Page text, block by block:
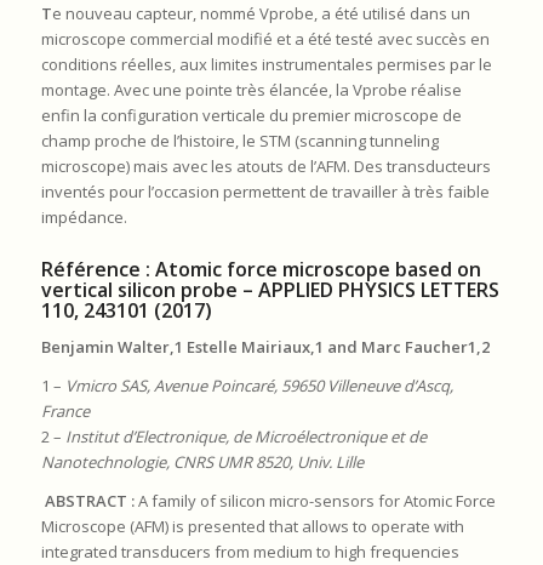
Te nouveau capteur, nommé Vprobe, a été utilisé dans un
microscope commercial modifié et a été testé avec succès en
conditions réelles, aux limites instrumentales permises par le
montage. Avec une pointe très élancée, la Vprobe réalise
enfin la configuration verticale du premier microscope de
champ proche de l’histoire, le STM (scanning tunneling
microscope) mais avec les atouts de l’AFM. Des transducteurs
inventés pour l’occasion permettent de travailler à très faible
impédance.
Référence : Atomic force microscope based on
vertical silicon probe – APPLIED PHYSICS LETTERS
110, 243101 (2017)
Benjamin Walter,1 Estelle Mairiaux,1 and Marc Faucher1,2
1 – Vmicro SAS, Avenue Poincaré, 59650 Villeneuve d’Ascq,
France
2 – Institut d’Electronique, de Microélectronique et de
Nanotechnologie, CNRS UMR 8520, Univ. Lille
ABSTRACT :A family of silicon micro-sensors for Atomic Force
Microscope (AFM) is presented that allows to operate with
integrated transducers from medium to high frequencies